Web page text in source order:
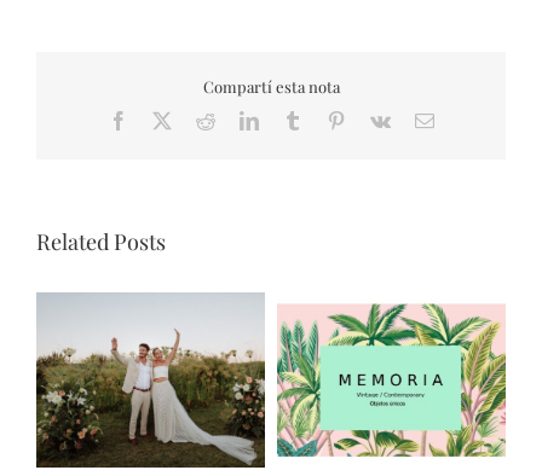
Compartí esta nota
Facebook RedditLinkedInTumblr Pinterest
Vk Email
Related Posts